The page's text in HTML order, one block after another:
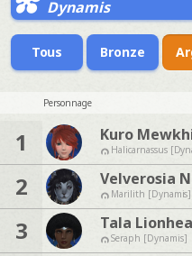
Dynamis
Tous Bronze
Personnage
1 Kuro
Halicarnassus
2 Velverosia
Marilith [Dynamis]
3 Tala
Seraph [Dynamis]